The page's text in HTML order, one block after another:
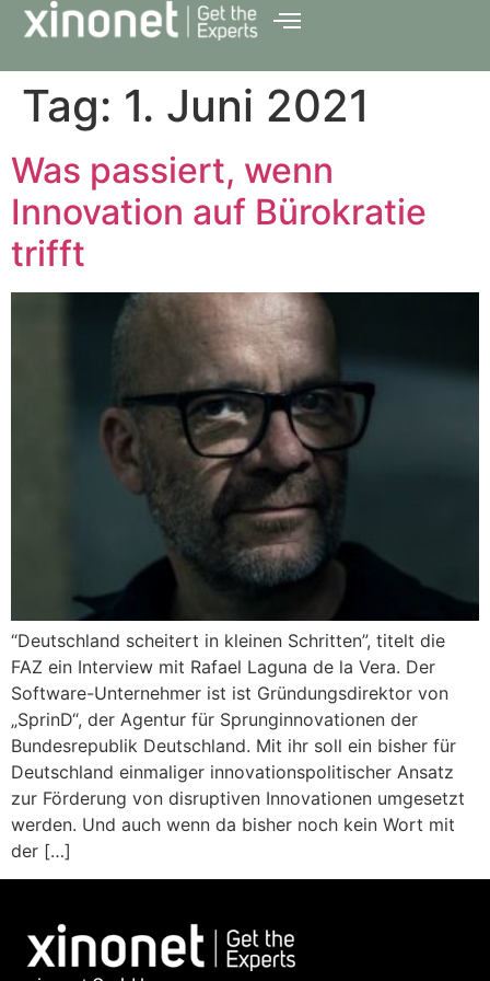
Tag: 1. Juni 2021
Was passiert, wenn
Innovation auf Bürokratie
trifft
“Deutschland scheitert in kleinen Schritten”, titelt die
FAZ ein Interview mit Rafael Laguna de la Vera. Der
Software-Unternehmer ist ist Gründungsdirektor von
„SprinD“, der Agentur für Sprunginnovationen der
Bundesrepublik Deutschland. Mit ihr soll ein bisher für
Deutschland einmaliger innovationspolitischer Ansatz
zur Förderung von disruptiven Innovationen umgesetzt
werden. Und auch wenn da bisher noch kein Wort mit
der […]